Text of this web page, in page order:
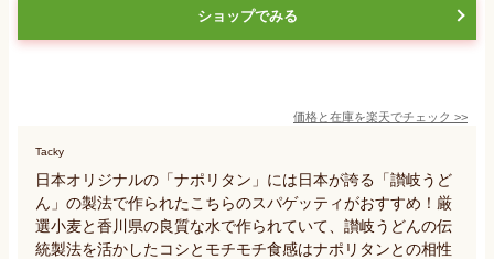
ショップでみる
価格と在庫を楽天でチェック >>
Tacky
日本オリジナルの「ナポリタン」には日本が誇る「讃岐うど
ん」の製法で作られたこちらのスパゲッティがおすすめ！厳
選小麦と香川県の良質な水で作られていて、讃岐うどんの伝
統製法を活かしたコシとモチモチ食感はナポリタンとの相性